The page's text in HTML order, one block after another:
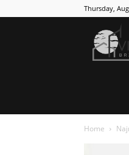
Thursday,
Home